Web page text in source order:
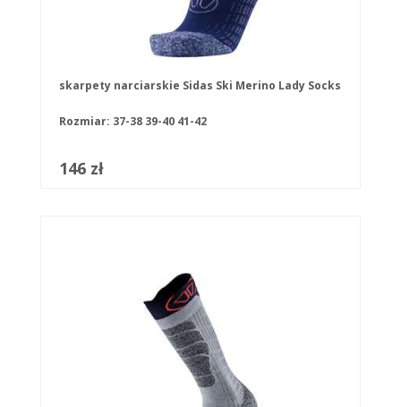
skarpety narciarskie Sidas Ski Merino Lady Socks
Rozmiar: 37-38 39-40 41-42
146 zł